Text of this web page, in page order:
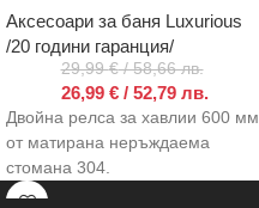
Аксесоари за баня Luxurious
/20 години гаранция/
29,99€/ 58,66 лв.
26,99 €/ 52,79 лв.
Двойна релса за хавлии 600 мм
от матирана неръждаема
стомана 304.